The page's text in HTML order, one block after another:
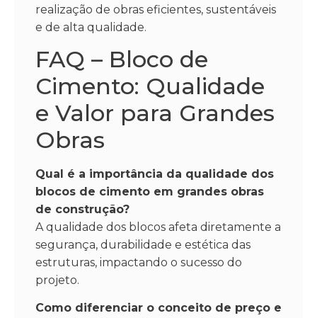
realização de obras eficientes, sustentáveis
e de alta qualidade.
FAQ – Bloco de
Cimento: Qualidade
e Valor para Grandes
Obras
Qual é a importância da qualidade dos
blocos de cimento em grandes obras
de construção?
A qualidade dos blocos afeta diretamente a
segurança, durabilidade e estética das
estruturas, impactando o sucesso do
projeto.
Como diferenciar o conceito de preço e